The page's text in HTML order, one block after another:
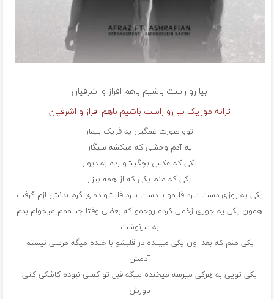
بیا رو راست باشیم باهم افراز و اشرفیان
ترانه موزیک بیا رو راست باشیم باهم افراز و اشرفیان
توو صورت غمگین یه فریک بیمار
یه آدم وحشی که میکشه سیگار
یکی که عکس بچگیشو زده به دیوار
یکی که منم یکی که از همه بیزار
یکی یه روزی دست سرد قلبمو با دست سرد قلبشو دمای گرم بدنش ازم گرفت
همون یکی یه جوری زخمی کرده روحمو که بعضی وقتا جسممم میخوام بدم
به سرنوشت
یکی منم که بعد اون یکی میبنده در قلبشو با خنده میگه مرسی نیستم
آدمش
یکی تویی به هرکی میرسه میخنده میگه قبل تو کسی نبوده کاشکی کنی
باورش